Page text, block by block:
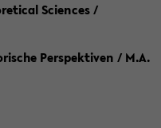
Sciences /
Perspektiven / M.A.